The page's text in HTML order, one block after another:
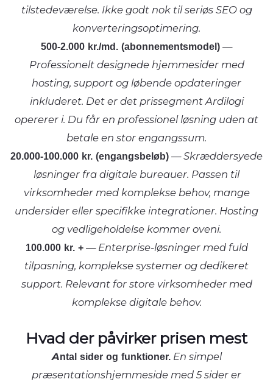
tilstedeværelse. Ikke godt nok til seriøs SEO og
konverteringsoptimering.
500-2.000 kr./md. (abonnementsmodel) —
Professionelt designede hjemmesider med
hosting, support og løbende opdateringer
inkluderet. Det er det prissegment Ardilogi
opererer i. Du får en professionel løsning uden at
betale en stor engangssum.
20.000-100.000 kr. (engangsbeløb) — Skræddersyede
løsninger fra digitale bureauer. Passen til
virksomheder med komplekse behov, mange
undersider eller specifikke integrationer. Hosting
og vedligeholdelse kommer oveni.
100.000 kr. +— Enterprise-løsninger med fuld
tilpasning, komplekse systemer og dedikeret
support. Relevant for store virksomheder med
komplekse digitale behov.
Hvad der påvirker prisen mest
Antal sider og funktioner.En simpel
præsentationshjemmeside med 5 sider er